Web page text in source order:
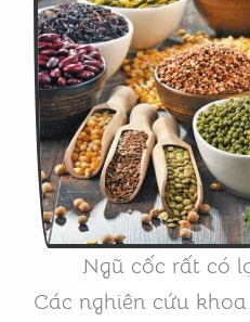
Ngũ cốc rất có
Các nghiên cứu